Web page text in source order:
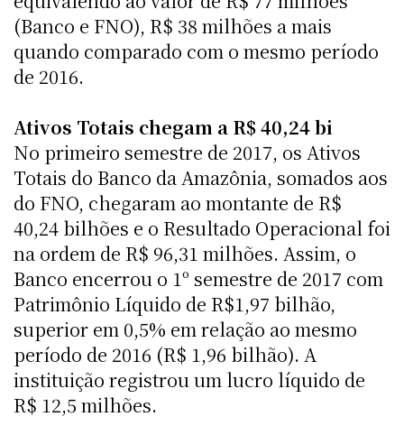
(Banco e FNO), R$ 38 milhões a mais
quando comparado com o mesmo período
de 2016.
Ativos Totais chegam a R$ 40,24 bi
No primeiro semestre de 2017, os Ativos
Totais do Banco da Amazônia, somados aos
do FNO, chegaram ao montante de R$
40,24 bilhões e o Resultado Operacional foi
na ordem de R$ 96,31 milhões. Assim, o
Banco encerrou o 1º semestre de 2017 com
Patrimônio Líquido de R$1,97 bilhão,
superior em 0,5% em relação ao mesmo
período de 2016 (R$ 1,96 bilhão). A
instituição registrou um lucro líquido de
R$ 12,5 milhões.